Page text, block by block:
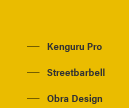
Kenguru Pro
Streetbarbell
Obra Design